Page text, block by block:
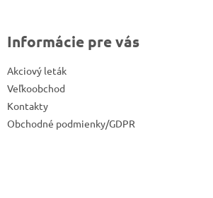
Informácie pre vás
Akciový leták
Veľkoobchod
Kontakty
Obchodné podmienky/GDPR